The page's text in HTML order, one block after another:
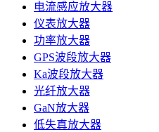
电流感应放大器
仪表放大器
功率放大器
GPS波段放大器
Ka波段放大器
光纤放大器
GaN放大器
低失真放大器